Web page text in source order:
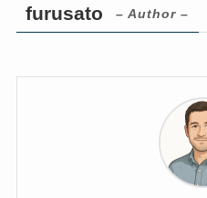
furusato – Author –